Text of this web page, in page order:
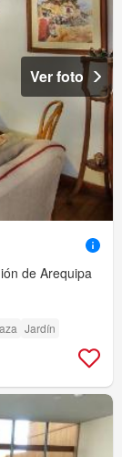
Ver foto
de Arequipa
Jardín